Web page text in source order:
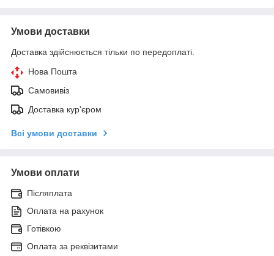
Умови доставки
Доставка здійснюється тільки по передоплаті.
Нова Пошта
Самовивіз
Доставка кур'єром
Всі умови доставки
Умови оплати
Післяплата
Оплата на рахунок
Готівкою
Оплата за реквізитами